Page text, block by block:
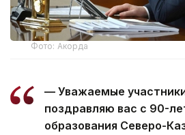
Фото: Акорда
— Уважаемые
поздравляю вас с 90-
образования Северо-